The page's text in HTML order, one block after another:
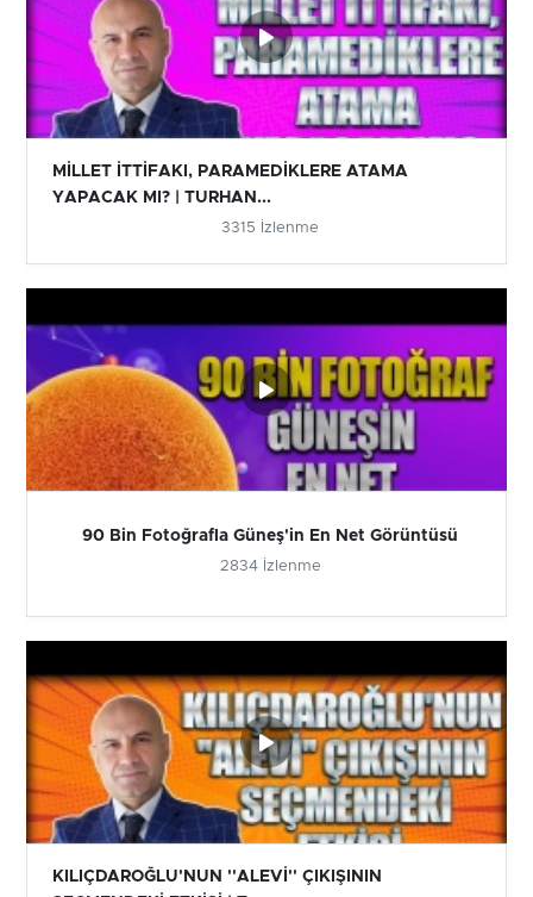
MİLLET İTTİFAKI, PARAMEDİKLERE ATAMA
YAPACAK MI? | TURHAN...
3315 İzlenme
90 Bin Fotoğrafla Güneş'in En Net Görüntüsü
2834 İzlenme
KILIÇDAROĞLU'NUN ''ALEVİ'' ÇIKIŞININ